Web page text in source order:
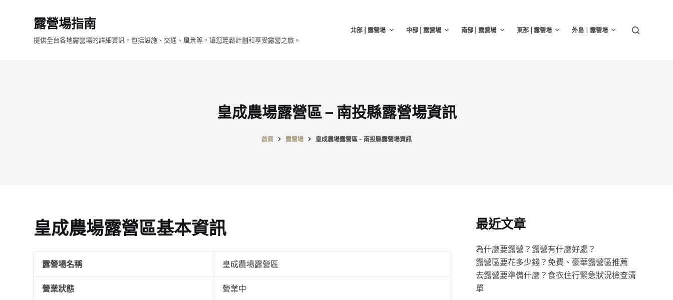
露營場指南
提供全台各地露營場的詳細資訊，包括設施、交通、風景等，讓您輕鬆計劃和享受露營之旅。
北部 | 露營場 中部 | 露營場 南部 | 露營場 東部 | 露營場 外島｜露營場
皇成農場露營區 – 南投縣露營場資訊
首頁 露營場 皇成農場露營區 - 南投縣露營場資訊
皇成農場露營區基本資訊
露營場名稱 皇成農場露營區
營業狀態 營業中
最近文章
為什麼要露營？露營有什麼好處？
露營區要花多少錢？免費、豪華露營區推薦
去露營要準備什麼？食衣住行緊急狀況檢查清
單